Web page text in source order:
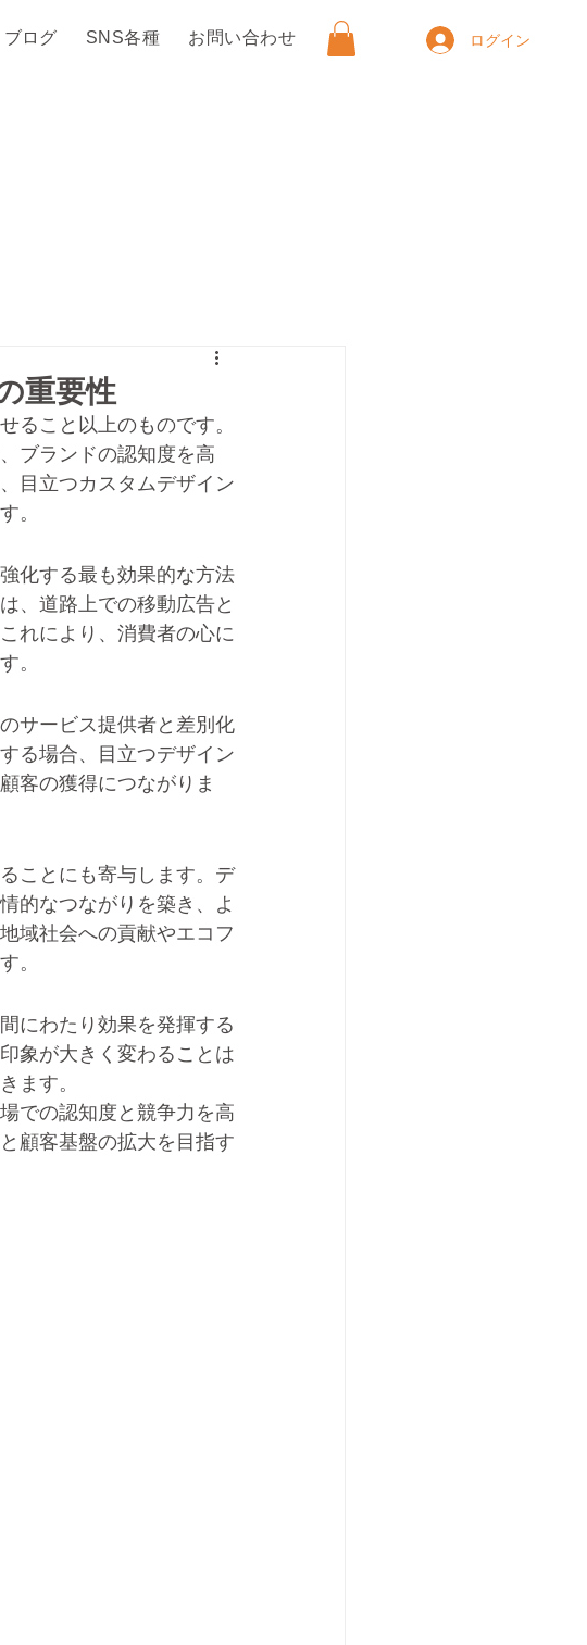
ブログ SNS各種 お問い合わせ ログイン
重要性
ること以上のものです。
ブランドの認知度を高
目立つカスタムデザイン
。
化する最も効果的な方法
、道路上での移動広告と
れにより、消費者の心に
。
サービス提供者と差別化
る場合、目立つデザイン
客の獲得につながりま
ことにも寄与します。デ
的なつながりを築き、よ
域社会への貢献やエコフ
。
にわたり効果を発揮する
象が大きく変わることは
ます。
での認知度と競争力を高
顧客基盤の拡大を目指す